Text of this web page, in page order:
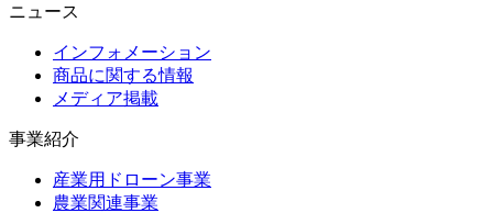
ニュース
インフォメーション
商品に関する情報
メディア掲載
事業紹介
産業用ドローン事業
農業関連事業